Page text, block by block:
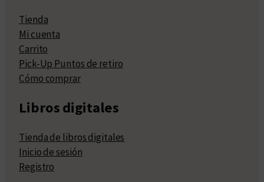
Tienda
Mi cuenta
Carrito
Pick-Up Puntos de retiro
Cómo comprar
Libros digitales
Tienda de libros digitales
Inicio de sesión
Registro